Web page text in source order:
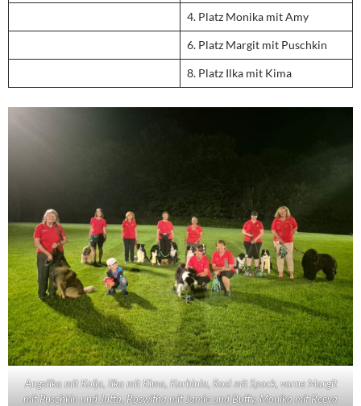
4. Platz Monika mit Amy
6. Platz Margit mit Puschkin
8. Platz Ilka mit Kima
Angelika mit Kolja, Ilka mit Kima, Korbinia, Rosi mit Spock, vorne Margit
mit Puschkin und Jutta, Roswitha mit Jamie und Buffy, Monika mit Reeva